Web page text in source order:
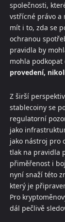
společnosti,
vstřícné právo a
mít i to, zda se
ochranou
pravidla by
mohla podkopat
provedení,
Z širší
stablecoiny se
regulatorní
jako
jako nástroj pro
tlak na pravidla
přiměřenost i
nyní snaží této
který je
Pro
dál pečlivě